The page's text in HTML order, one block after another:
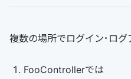
複数の場所でログイン･ログ
FooControllerでは